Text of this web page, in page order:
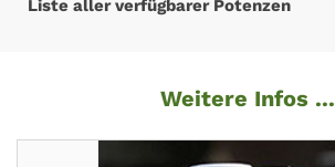
Liste aller verfügbarer Potenzen
Weitere Infos ...